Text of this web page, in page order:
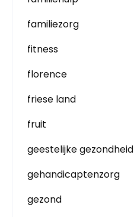
familiezorg
fitness
florence
friese land
fruit
geestelijke gezondheid
gehandicaptenzorg
gezond